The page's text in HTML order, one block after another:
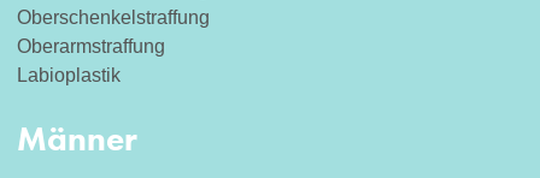
Oberschenkelstraffung
Oberarmstraffung
Labioplastik
Männer